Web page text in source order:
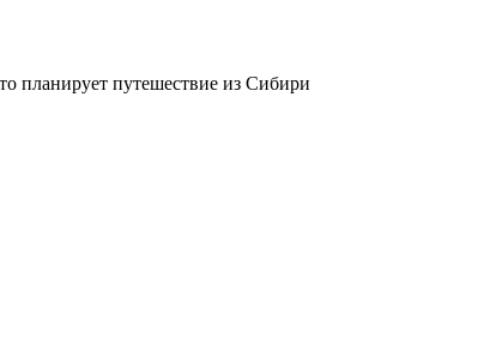
планирует путешествие из Сибири